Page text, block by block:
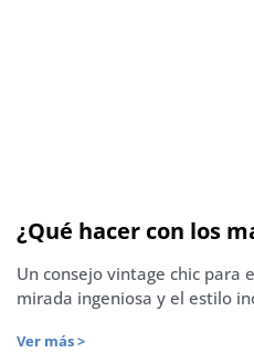
¿Qué hacer con los
Un consejo vintage chic para
mirada ingeniosa y el estilo
Ver más >